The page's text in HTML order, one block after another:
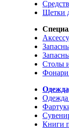
Щетки
Столы
Фонари
Одежда
Книги